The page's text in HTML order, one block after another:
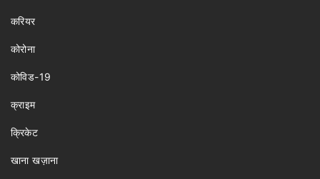
करियर
कोरोना
कोविड-19
क्राइम
क्रिकेट
खाना खज़ाना